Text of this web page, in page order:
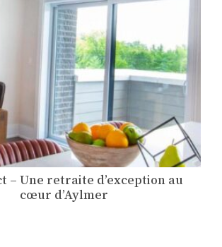
– Une retraite d’exception au
cœur d’Aylmer